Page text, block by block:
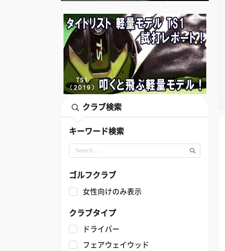
クラブ検索
キーワード検索
ゴルフクラブ
女性向けのみ表示
クラブタイプ
ドライバー
フェアウェイウッド